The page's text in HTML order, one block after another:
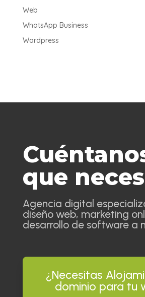
Web
WhatsApp Business
Wordpress
que
Agencia digital
diseño web, marketing
desarrollo de software a
¿Necesitas
dominio para tu